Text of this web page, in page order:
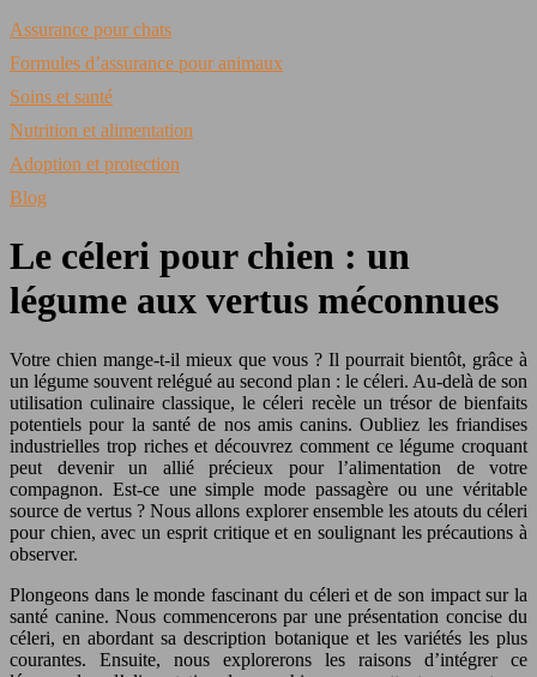
Assurance pour chats
Formules d’assurance pour animaux
Soins et santé
Nutrition et alimentation
Adoption et protection
Blog
Le céleri pour chien : un
légume aux vertus méconnues
Votre chien mange-t-il mieux que vous ? Il pourrait bientôt, grâce à
un légume souvent relégué au second plan : le céleri. Au-delà de son
utilisation culinaire classique, le céleri recèle un trésor de bienfaits
potentiels pour la santé de nos amis canins. Oubliez les friandises
industrielles trop riches et découvrez comment ce légume croquant
peut devenir un allié précieux pour l’alimentation de votre
compagnon. Est-ce une simple mode passagère ou une véritable
source de vertus ? Nous allons explorer ensemble les atouts du céleri
pour chien, avec un esprit critique et en soulignant les précautions à
observer.
Plongeons dans le monde fascinant du céleri et de son impact sur la
santé canine. Nous commencerons par une présentation concise du
céleri, en abordant sa description botanique et les variétés les plus
courantes. Ensuite, nous explorerons les raisons d’intégrer ce